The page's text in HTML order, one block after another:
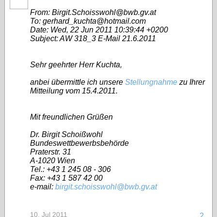
From: Birgit.Schoisswohl@bwb.gv.at
To: gerhard_kuchta@hotmail.com
Date: Wed, 22 Jun 2011 10:39:44 +0200
Subject: AW 318_3 E-Mail 21.6.2011
Sehr geehrter Herr Kuchta,
anbei übermittle ich unsere Stellungnahme zu Ihrer
Mitteilung vom 15.4.2011.
Mit freundlichen Grüßen
Dr. Birgit Schoißwohl
Bundeswettbewerbsbehörde
Praterstr. 31
A-1020 Wien
Tel.: +43 1 245 08 - 306
Fax: +43 1 587 42 00
e-mail: birgit.schoisswohl@bwb.gv.at
10. Jul 2011